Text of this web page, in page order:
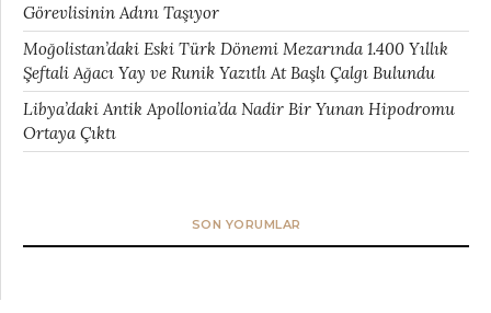
Görevlisinin Adını Taşıyor
Moğolistan’daki Eski Türk Dönemi Mezarında 1.400 Yıllık
Şeftali Ağacı Yay ve Runik Yazıtlı At Başlı Çalgı Bulundu
Libya’daki Antik Apollonia’da Nadir Bir Yunan Hipodromu
Ortaya Çıktı
SON YORUMLAR